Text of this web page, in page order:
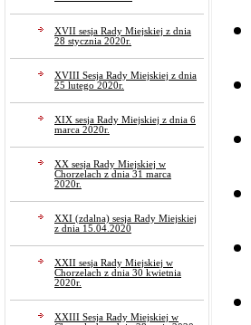
XVII sesja Rady Miejskiej z dnia
28 stycznia 2020r.
XVIII Sesja Rady Miejskiej z dnia
25 lutego 2020r.
XIX sesja Rady Miejskiej z dnia 6
marca 2020r.
XX sesja Rady Miejskiej w
Chorzelach z dnia 31 marca
2020r.
XXI (zdalna) sesja Rady Miejskiej
z dnia 15.04.2020
XXII sesja Rady Miejskiej w
Chorzelach z dnia 30 kwietnia
2020r.
XXIII Sesja Rady Miejskiej w